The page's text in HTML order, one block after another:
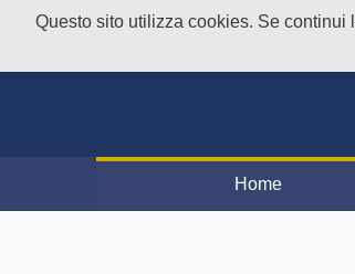
Questo sito utilizza cookies. Se
Home